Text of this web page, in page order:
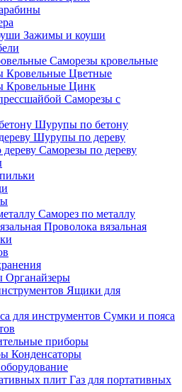
Зажимы и коуши
Саморезы кровельные
Кровельные Цветные
Кровельные Цинк
Саморезы с
Шурупы по бетону
Шурупы по дереву
Саморезы по дереву
Саморез по металлу
Проволока вязальная
Органайзеры
Ящики для
Сумки и пояса
приборы
Конденсаторы
Газ для портативных